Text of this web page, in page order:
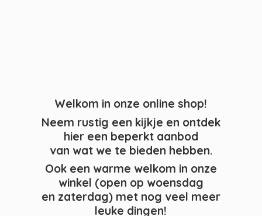
Welkom in onze online shop!
Neem rustig een kijkje en ontdek
hier een beperkt aanbod
van wat we te bieden hebben.
Ook een warme welkom in onze
winkel (open op woensdag
en zaterdag) met nog veel meer
leuke dingen!